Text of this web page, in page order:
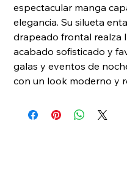
espectacular manga
elegancia. Su silueta
drapeado frontal realza
acabado sofisticado y
galas y eventos de
con un look moderno y